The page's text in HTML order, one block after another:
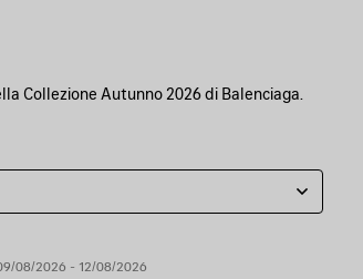
Collezione Autunno 2026 di Balenciaga.
08/2026 - 12/08/2026